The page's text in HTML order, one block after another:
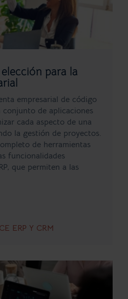
para la
empresarial de código
de aplicaciones
cada aspecto de una
la gestión de proyectos.
de herramientas
funcionalidades
que permiten a las
ERP Y CRM